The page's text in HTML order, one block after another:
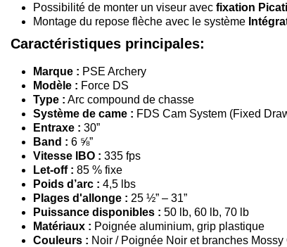
Possibilité de monter un viseur avec fixation
Montage du repose flèche avec le système
Caractéristiques principales:
Marque : PSE Archery
Modèle : Force DS
Type : Arc compound de chasse
Système de came : FDS Cam System (Fixed
Entraxe : 30”
Band : 6 ⅝”
Vitesse IBO : 335 fps
Let-off : 85 % fixe
Poids d’arc : 4,5 lbs
Plages d'allonge : 25 ½” – 31”
Puissance disponibles : 50 lb, 60 lb, 70 lb
Matériaux : Poignée aluminium, grip plastique
Couleurs ‍: Noir / Poignée Noir et branches